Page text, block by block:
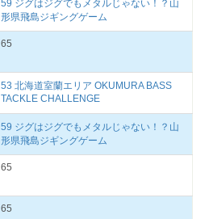
59 ジグはジグでもメタルじゃない！？山
形県飛島ジギングゲーム
65
53 北海道室蘭エリア OKUMURA BASS
TACKLE CHALLENGE
59 ジグはジグでもメタルじゃない！？山
形県飛島ジギングゲーム
65
65